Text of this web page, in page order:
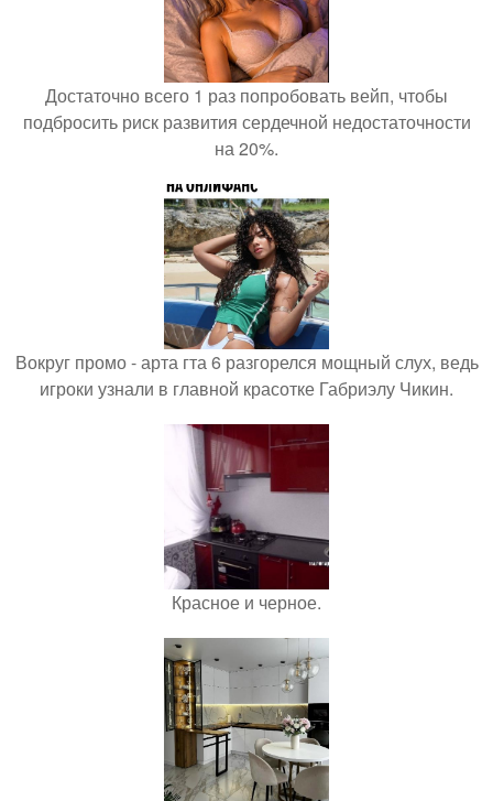
Достаточно всего 1 раз попробовать вейп, чтобы
подбросить риск развития сердечной недостаточности
на 20%.
Вокруг промо - арта гта 6 разгорелся мощный слух, ведь
игроки узнали в главной красотке Габриэлу Чикин.
Красное и черное.